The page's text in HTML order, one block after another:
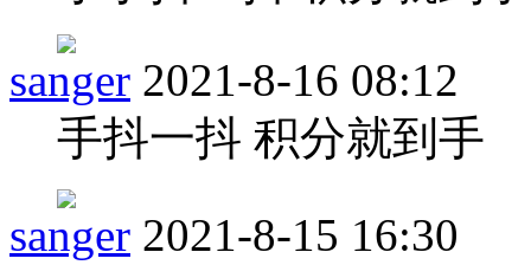
sanger 2021-8-16 08:12
手抖一抖 积分就到手
sanger 2021-8-15 16:30